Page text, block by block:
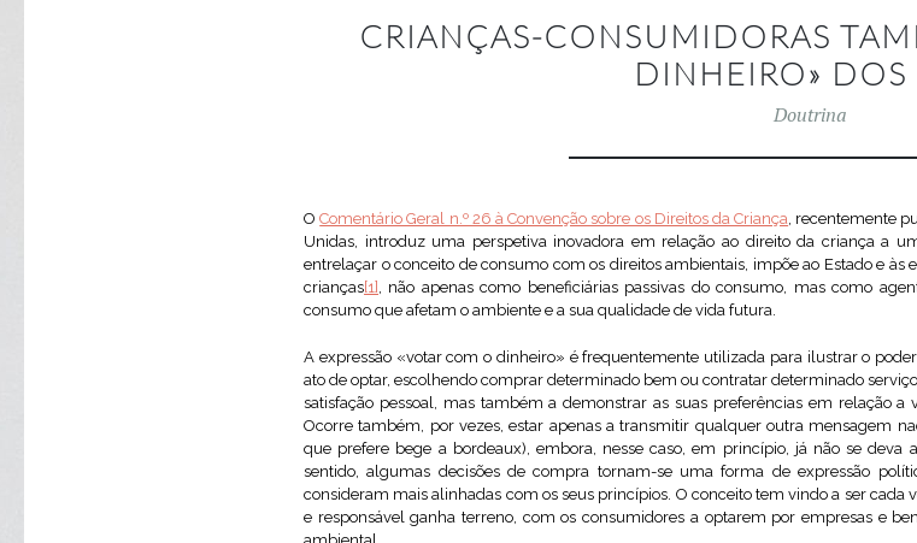
CRIANÇAS-CONSUMIDORAS
DINHEIRO» DOS
Doutrina
OComentário Geral n.º 26 à Convenção sobre os Direitos da Criança, recentemente
Unidas, introduz uma perspetiva inovadora em relação ao direito da criança a
entrelaçar o conceito de consumo com os direitos ambientais, impõe ao Estado e
crianças[1] , não apenas como beneficiárias passivas do consumo, mas como
consumo que afetam o ambiente e a sua qualidade de vida futura.
A expressão «votar com o dinheiro» é frequentemente utilizada para ilustrar o
ato de optar, escolhendo comprar determinado bem ou contratar determinado
satisfação pessoal, mas também a demonstrar as suas preferências em relação
Ocorre também, por vezes, estar apenas a transmitir qualquer outra mensagem
que prefere bege a bordeaux), embora, nesse caso, em princípio, já não se
sentido, algumas decisões de compra tornam-se uma forma de expressão
consideram mais alinhadas com os seus princípios. O conceito tem vindo a ser
e responsável ganha terreno, com os consumidores a optarem por empresas e